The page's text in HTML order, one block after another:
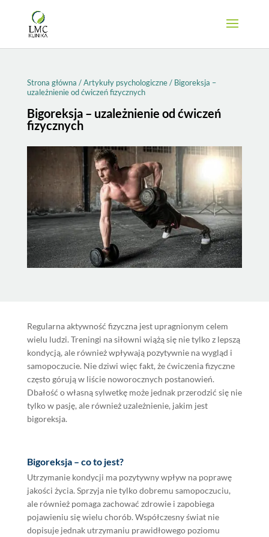
Strona główna /Artykuły psychologiczne/ Bigoreksja –
uzależnienie od ćwiczeń fizycznych
Bigoreksja – uzależnienie od ćwiczeń
fizycznych
Regularna aktywność fizyczna jest upragnionym celem
wielu ludzi. Treningi na siłowni wiążą się nie tylko z lepszą
kondycją, ale również wpływają pozytywnie na wygląd i
samopoczucie. Nie dziwi więc fakt, że ćwiczenia fizyczne
często górują w liście noworocznych postanowień.
Dbałość o własną sylwetkę może jednak przerodzić się nie
tylko w pasję, ale również uzależnienie, jakim jest
bigoreksja.
Bigoreksja – co to jest?
Utrzymanie kondycji ma pozytywny wpływ na poprawę
jakości życia. Sprzyja nie tylko dobremu samopoczuciu,
ale również pomaga zachować zdrowie i zapobiega
pojawieniu się wielu chorób. Współczesny świat nie
dopisuje jednak utrzymaniu prawidłowego poziomu